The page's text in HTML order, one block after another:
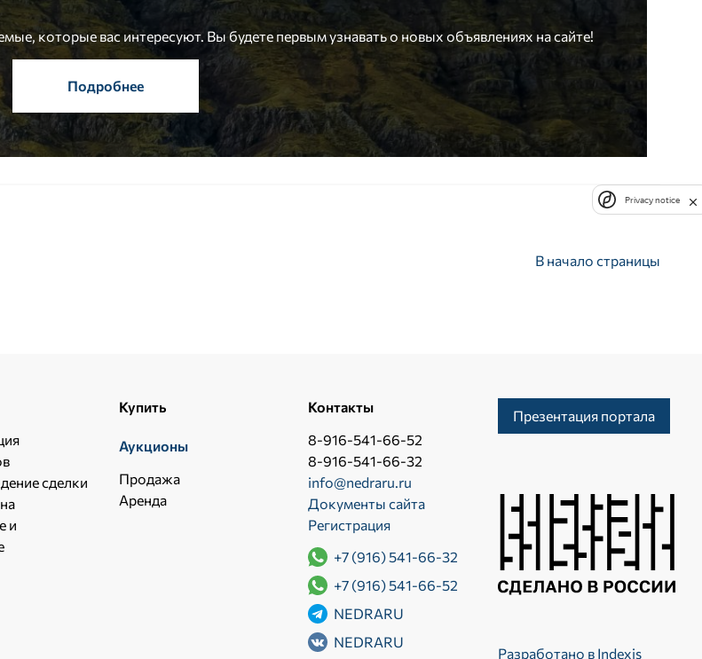
которые вас интересуют. Вы будете первым узнавать о новых объявлениях на сайте!
Подробнее
В начало страницы
сделки
и
Купить
Аукционы
Продажа
Аренда
Контакты
8-916-541-66-52
8-916-541-66-32
info@nedraru.ru
Документы сайта
Регистрация
+7 (916) 541-66-32
+7 (916) 541-66-52
NEDRARU
NEDRARU
Презентация портала
Разработано в Indexis
Privacy notice